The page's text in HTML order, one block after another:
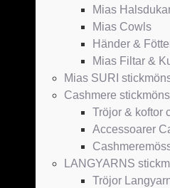
Mias
Mias Cowls
Händer &
Mias Filtar &
Mias SURI
Cashmere
Tröjor & koftor
Accessoarer
LANGYARNS
Tröjor